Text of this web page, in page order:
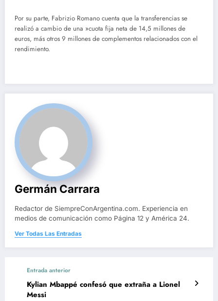
Por su parte, Fabrizio Romano cuenta que la transferencias se
realizó a cambio de una »cuota fija neta de 14,5 millones de
euros, más otros 9 millones de complementos relacionados con el
rendimiento.
Germán Carrara
Redactor de SiempreConArgentina.com. Experiencia en
medios de comunicación como Página 12 y América 24.
Ver Todas Las Entradas
Entrada anterior
Kylian Mbappé confesó que extraña a Lionel
Messi